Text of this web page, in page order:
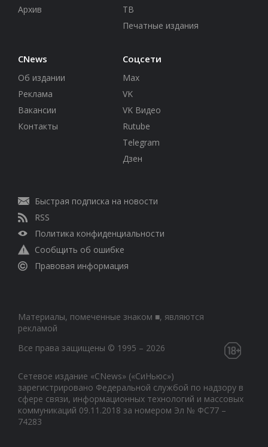
Архив
ТВ
Печатные издания
CNews
Об издании
Реклама
Вакансии
Контакты
Соцсети
Max
VK
VK Видео
Rutube
Telegram
Дзен
Быстрая подписка на новости
RSS
Политика конфиденциальности
Сообщить об ошибке
Правовая информация
Материалы, помеченные знаком ■, являются
рекламой
Все права защищены © 1995 – 2026
Сетевое издание «CNews» («СиНьюс»)
зарегистрировано Федеральной службой по надзору в
сфере связи, информационных технологий и массовых
коммуникаций 09.11.2018 за номером Эл № ФС77 –
74283